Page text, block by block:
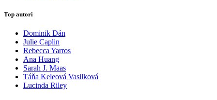
Top autori
Dominik Dán
Julie Caplin
Rebecca Yarros
Ana Huang
Sarah J. Maas
Táňa Keleová Vasilková
Lucinda Riley